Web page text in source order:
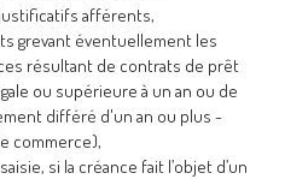
afférents,
grevant éventuellement les
résultant de contrats de prêt
ou supérieure à un an ou de
différé d'un an ou plus -
commerce),
si la créance fait l’objet d’un